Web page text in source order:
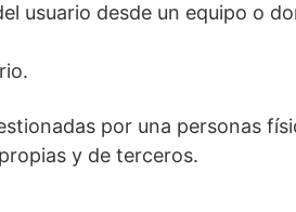
usuario desde un equipo o
por una personas
y de terceros.